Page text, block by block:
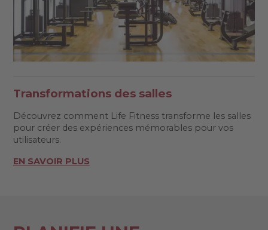
Transformations des salles
Découvrez comment Life Fitness transforme les salles
pour créer des expériences mémorables pour vos
utilisateurs.
EN SAVOIR PLUS